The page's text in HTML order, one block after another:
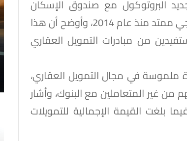
البروتوكول مع صندوق الإسكان
الاجتماعي ودعم التمويل العقاري هو ثمرة تعاون استراتيجي ممتد منذ عام 2014، وأوضح أن هذا
من مبادرات التمويل العقاري
في مجال التمويل العقاري،
160 ألف عميل، غالبيتهم من غير المتعاملين مع البنوك، وأشار
العملاء، فيما بلغت القيمة الإجمالية للتمويلات